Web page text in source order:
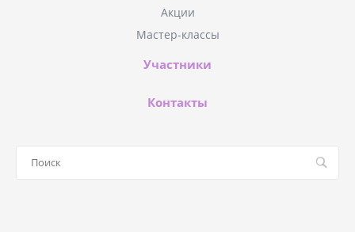
Акции
Мастер-классы
Участники
Контакты